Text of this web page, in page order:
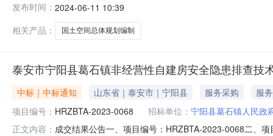
准/备案机关批准，项目资金来源为其他资金55.17万元
安市宁阳县葛石镇人
发布时间： 2024-06-11 10:39
相关产品：
国土空间总体规划编制
泰安市宁阳县葛石镇非经营性自建房安全隐患排查技
中标｜中标通知 山东省｜泰安市｜宁阳县 服务采购
服务
项目编号： HRZBTA-2023-0068 招标单位： 宁阳县葛石镇人民政
正文内容： 成交结果公告一、项目编号：HRZBTA-2023-0068二、